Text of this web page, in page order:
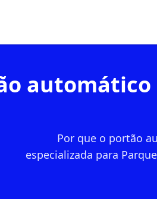
Por que o portão
especializada para